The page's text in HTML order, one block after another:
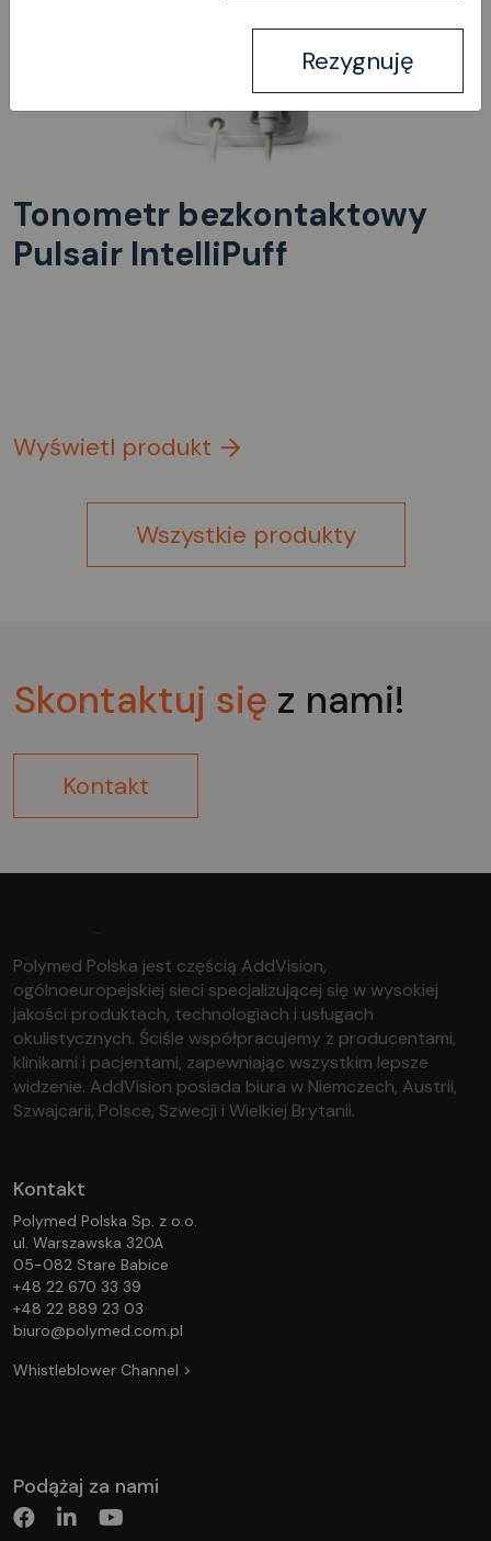
Tonometr bezkontaktowy
Pulsair IntelliPuff
Wyświetl produkt
Wszystkie produkty
Skontaktuj się z nami!
Kontakt
Polymed Polska jest częścią AddVision,
ogólnoeuropejskiej sieci specjalizującej się w wysokiej
jakości produktach, technologiach i usługach
okulistycznych. Ściśle współpracujemy z producentami,
klinikami i pacjentami, zapewniając wszystkim lepsze
widzenie. AddVision posiada biura w Niemczech, Austrii,
Szwajcarii, Polsce, Szwecji i Wielkiej Brytanii.
Kontakt
Polymed Polska Sp. z o.o.
ul. Warszawska 320A
05-082 Stare Babice
+48 22 670 33 39
+48 22 889 23 03
biuro@polymed.com.pl
Whistleblower Channel >
Podążaj za nami
Rezygnuję